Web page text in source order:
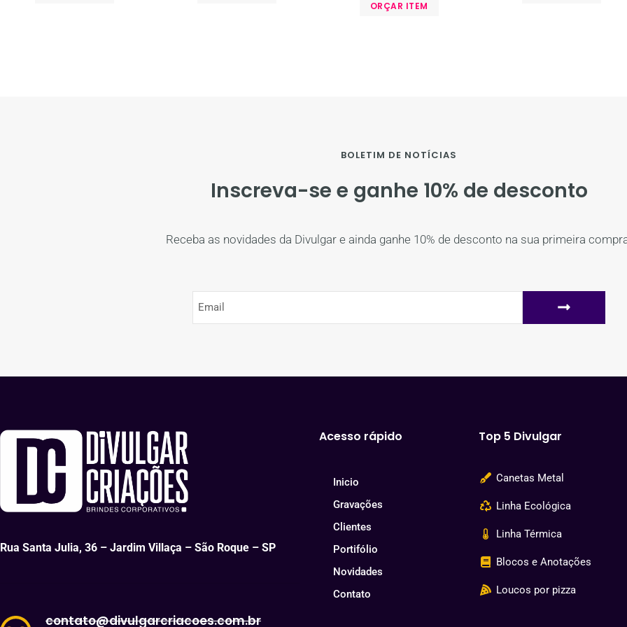
ORÇAR ITEM
BOLETIM DE NOTÍCIAS
Inscreva-se e ganhe 10% de desconto
Receba as novidades da Divulgar e ainda ganhe 10% de desconto na sua primeira
Rua Santa Julia, 36 – Jardim Villaça – São Roque – SP
contato@divulgarcriacoes.com.br
Acesso rápido
Inicio
Gravações
Clientes
Portifólio
Novidades
Contato
Top 5 Divulgar
Canetas Metal
Linha Ecológica
Linha Térmica
Blocos e Anotações
Loucos por pizza